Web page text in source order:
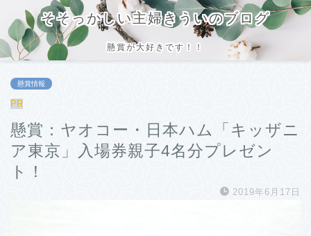
そそっかしい主婦きういのブログ
懸賞が大好きです！！
懸賞情報
PR
懸賞：ヤオコー・日本ハム「キッザニ
ア東京」入場券親子4名分プレゼン
ト！
2019年6月17日